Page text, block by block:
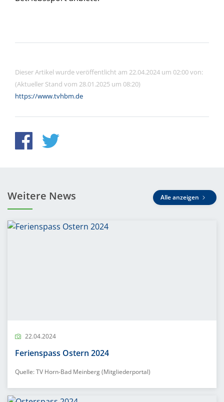
Dieser Artikel wurde veröffentlicht am 22.04.2024 um 02:00 von:
(Aktueller Stand vom 28.01.2025 um 08:20)
https://www.tvhbm.de
Weitere News Alle anzeigen
22.04.2024
Ferienspass Ostern 2024
Quelle: TV Horn-Bad Meinberg (Mitgliederportal)